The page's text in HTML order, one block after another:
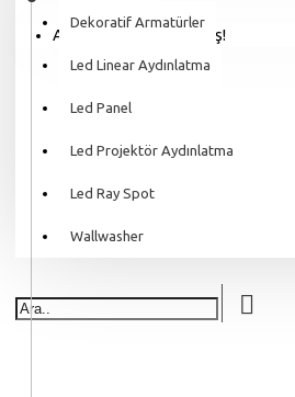
Dekoratif Armatürler
Led Linear Aydınlatma
Led Panel
Led Projektör Aydınlatma
Led Ray Spot
Wallwasher
Alışveriş sepetiniz boş!